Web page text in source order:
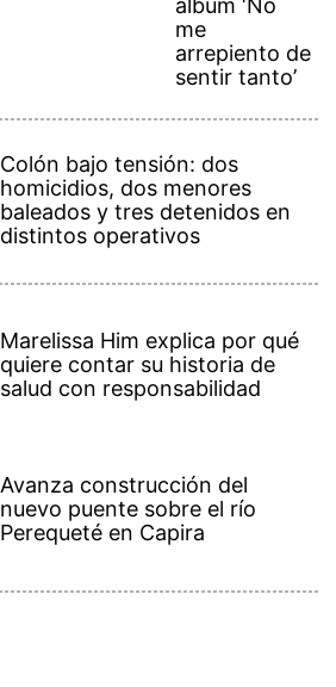
álbum ‘No
me
arrepiento de
sentir tanto’
Colón bajo tensión: dos
homicidios, dos menores
baleados y tres detenidos en
distintos operativos
Marelissa Him explica por qué
quiere contar su historia de
salud con responsabilidad
Avanza construcción del
nuevo puente sobre el río
Perequeté en Capira